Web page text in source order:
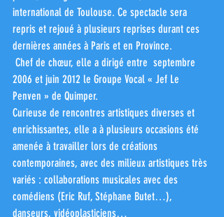
international de Toulouse. Ce spectacle sera
repris et rejoué à plusieurs reprises durant ces
dernières années à Paris et en Province.
2006 et juin 2012 le Groupe Vocal « Jef Le
Penven » de Quimper.
Curieuse de rencontres artistiques diverses et
enrichissantes, elle a à plusieurs occasions été
amenée à travailler lors de créations
contemporaines, avec des milieux artistiques très
variés : collaborations musicales avec des
comédiens (Eric Ruf, Stéphane Butet…),
danseurs, vidéoplasticiens…